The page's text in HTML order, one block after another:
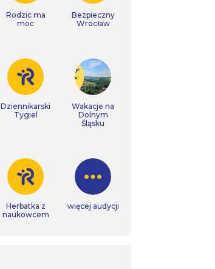
Rodzic ma
moc
Bezpieczny
Wrocław
Dziennikarski
Tygiel
Wakacje na
Dolnym
Śląsku
Herbatka z
naukowcem
więcej audycji